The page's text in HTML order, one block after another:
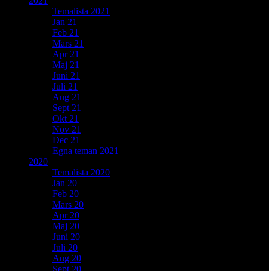
Temalista 2021
Jan 21
Feb 21
Mars 21
Apr 21
Maj 21
Juni 21
Juli 21
Aug 21
Sept 21
Okt 21
Nov 21
Dec 21
Egna teman 2021
2020
Temalista 2020
Jan 20
Feb 20
Mars 20
Apr 20
Maj 20
Juni 20
Juli 20
Aug 20
Sept 20